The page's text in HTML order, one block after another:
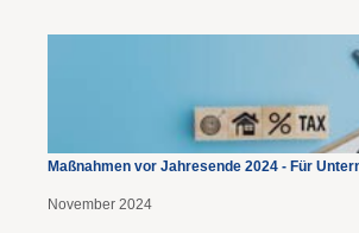
Maßnahmen vor Jahresende 2024 - Für
November 2024